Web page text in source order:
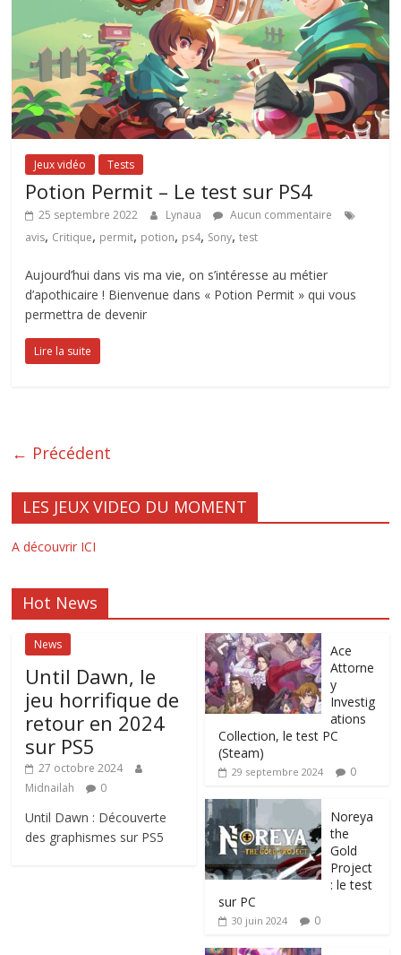
Jeux vidéo Tests
Potion Permit – Le test sur PS4
25 septembre 2022 Lynaua
Aucun commentaire
avis, Critique, permit, potion, ps4, Sony,test
Aujourd’hui dans vis ma vie, on s’intéresse au métier
d’apothicaire ! Bienvenue dans « Potion Permit » qui vous
permettra de devenir
Lire la suite
← Précédent
LES JEUX VIDEO DU MOMENT
A découvrir ICI
Hot News
News
Until Dawn, le
jeu horrifique de
retour en 2024
sur PS5
27 octobre 2024
Midnailah
0
Until Dawn : Découverte
des graphismes sur PS5
Ace
Attorne
y
Investig
ations
Collection, le test PC
(Steam)
29 septembre 2024 0
Noreya
the
Gold
Project
: le test
sur PC
30 juin 2024 0